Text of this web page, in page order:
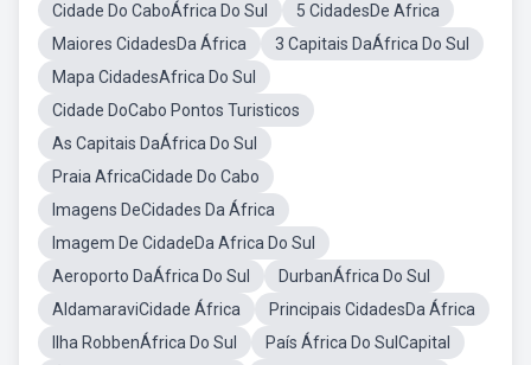
Cidade Do CaboÁfrica Do Sul
5 CidadesDe Africa
Maiores CidadesDa África
3 Capitais DaÁfrica Do Sul
Mapa CidadesAfrica Do Sul
Cidade DoCabo Pontos Turisticos
As Capitais DaÁfrica Do Sul
Praia AfricaCidade Do Cabo
Imagens DeCidades Da África
Imagem De CidadeDa Africa Do Sul
Aeroporto DaÁfrica Do Sul
DurbanÁfrica Do Sul
AldamaraviCidade África
Principais CidadesDa África
Ilha RobbenÁfrica Do Sul
País África Do SulCapital